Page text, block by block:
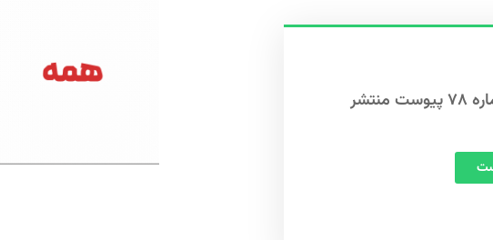
این مطلب در شماره ۷۸ پیوست منتشر